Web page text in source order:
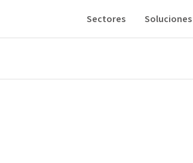
Sectores Soluciones